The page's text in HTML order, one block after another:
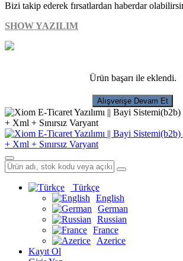
Bizi takip ederek fırsatlardan haberdar
SHOW YAZILIM
Ürün başarı ile eklendi.
Alışverişe Devam Et
Türkçe
English
German
Russian
France
Azerice
Kayıt Ol